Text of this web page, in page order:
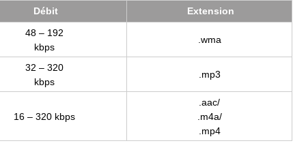
Débit Exten­sion
48 – 192
kbps
.wma
32 – 320
kbps
.mp3
16 – 320 kbps
.aac/
.m4a/
.mp4